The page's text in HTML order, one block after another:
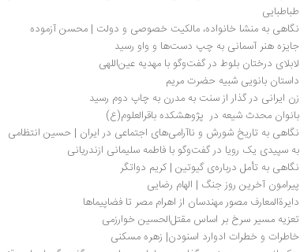
طباطبایی
نگاهی به منشا خانواده، مالکیت خصوصی و دولت | محسن آزموده
جایزه هنر آسمانی به چپ دست‌ها و واو رسید
لابلای درختان بلوط در گفت‌وگو با مهدیه عین‌اللهی
داستان بانویی شبیه حضرت مریم
زن ایرانی در گذار از سنت به مدرن به چاپ دوم رسید
بانوان محدث شیعه در  پژوهشکده باقرالعلوم(ع)
نگاهی به تاریخ شورش و ناآرامی‌های اجتماعی در ایران | حسین انتظامی
به سپیدی یک رویا در گفت‌وگو با فاطمه سلیمانی ازندریانی
نگاهی به تأمل درباره‌ی گیوتین | کریم دواتگر
پیرامون آخرین روز جنگ | الهام رضایی
دایرة‌المعارف مصور مهندسان از اهرام مصر تا فضاپیماها
تعزیه مسیر سرخ بر اساس مقتل‌الحسین خوارزمی
خاطرات و خطرات ادوارد اسنودن| زهره مسکنی